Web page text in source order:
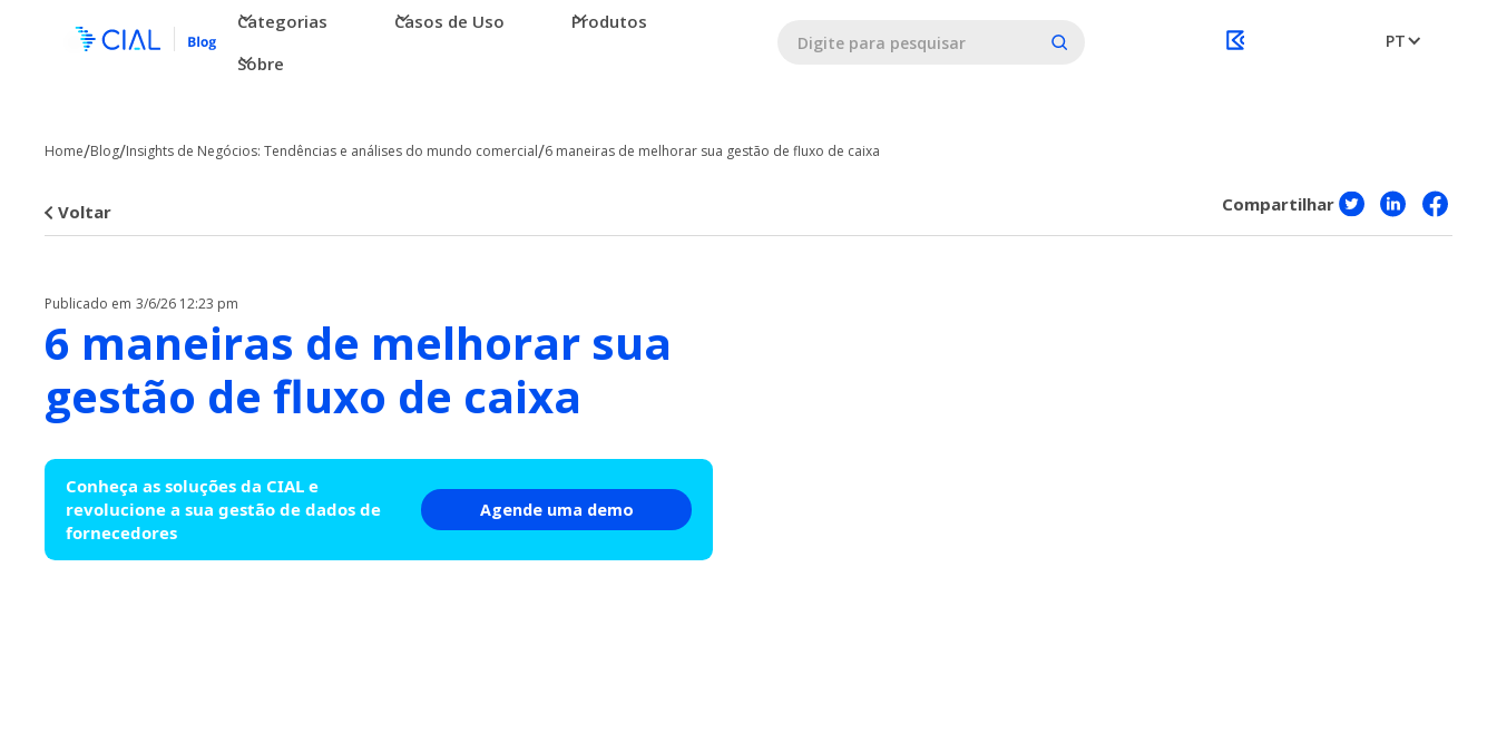
Categorias Casos de Uso
Produtos
Sobre
PT
Home/Blog/Insights de Negócios: Tendências e análises do mundo comercial/6 maneiras de melhorar sua gestão de fluxo de caixa
Voltar Compartilhar
Publicado em 3/6/26 12:23 pm
6 maneiras de melhorar sua
gestão de fluxo de caixa
Conheça as soluções da CIAL e
revolucione a sua gestão de dados de
fornecedores
Agende uma demo